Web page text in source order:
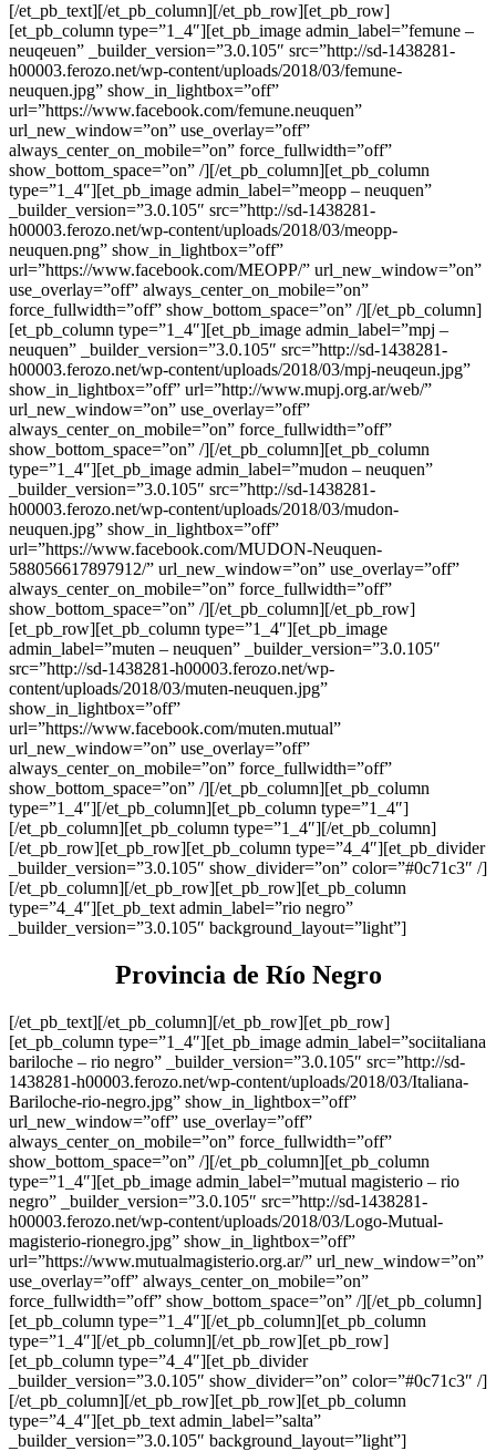
[/et_pb_text][/et_pb_column][/et_pb_row][et_pb_row]
[et_pb_column type=”1_4″][et_pb_image admin_label=”femune –
neuqeuen” _builder_version=”3.0.105″ src=”http://sd-1438281-
h00003.ferozo.net/wp-content/uploads/2018/03/femune-
neuquen.jpg” show_in_lightbox=”off”
url=”https://www.facebook.com/femune.neuquen”
url_new_window=”on” use_overlay=”off”
always_center_on_mobile=”on” force_fullwidth=”off”
show_bottom_space=”on” /][/et_pb_column][et_pb_column
type=”1_4″][et_pb_image admin_label=”meopp – neuquen”
_builder_version=”3.0.105″ src=”http://sd-1438281-
h00003.ferozo.net/wp-content/uploads/2018/03/meopp-
neuquen.png” show_in_lightbox=”off”
url=”https://www.facebook.com/MEOPP/” url_new_window=”on”
use_overlay=”off” always_center_on_mobile=”on”
force_fullwidth=”off” show_bottom_space=”on” /][/et_pb_column]
[et_pb_column type=”1_4″][et_pb_image admin_label=”mpj –
neuquen” _builder_version=”3.0.105″ src=”http://sd-1438281-
h00003.ferozo.net/wp-content/uploads/2018/03/mpj-neuqeun.jpg”
show_in_lightbox=”off” url=”http://www.mupj.org.ar/web/”
url_new_window=”on” use_overlay=”off”
always_center_on_mobile=”on” force_fullwidth=”off”
show_bottom_space=”on” /][/et_pb_column][et_pb_column
type=”1_4″][et_pb_image admin_label=”mudon – neuquen”
_builder_version=”3.0.105″ src=”http://sd-1438281-
h00003.ferozo.net/wp-content/uploads/2018/03/mudon-
neuquen.jpg” show_in_lightbox=”off”
url=”https://www.facebook.com/MUDON-Neuquen-
588056617897912/” url_new_window=”on” use_overlay=”off”
always_center_on_mobile=”on” force_fullwidth=”off”
show_bottom_space=”on” /][/et_pb_column][/et_pb_row]
[et_pb_row][et_pb_column type=”1_4″][et_pb_image
admin_label=”muten – neuquen” _builder_version=”3.0.105″
src=”http://sd-1438281-h00003.ferozo.net/wp-
content/uploads/2018/03/muten-neuquen.jpg”
show_in_lightbox=”off”
url=”https://www.facebook.com/muten.mutual”
url_new_window=”on” use_overlay=”off”
always_center_on_mobile=”on” force_fullwidth=”off”
show_bottom_space=”on” /][/et_pb_column][et_pb_column
type=”1_4″][/et_pb_column][et_pb_column type=”1_4″]
[/et_pb_column][et_pb_column type=”1_4″][/et_pb_column]
[/et_pb_row][et_pb_row][et_pb_column type=”4_4″][et_pb_divider
_builder_version=”3.0.105″ show_divider=”on” color=”#0c71c3″ /]
[/et_pb_column][/et_pb_row][et_pb_row][et_pb_column
type=”4_4″][et_pb_text admin_label=”rio negro”
_builder_version=”3.0.105″ background_layout=”light”]
Provincia de Río Negro
[/et_pb_text][/et_pb_column][/et_pb_row][et_pb_row]
[et_pb_column type=”1_4″][et_pb_image admin_label=”sociitaliana
bariloche – rio negro” _builder_version=”3.0.105″ src=”http://sd-
1438281-h00003.ferozo.net/wp-content/uploads/2018/03/Italiana-
Bariloche-rio-negro.jpg” show_in_lightbox=”off”
url_new_window=”off” use_overlay=”off”
always_center_on_mobile=”on” force_fullwidth=”off”
show_bottom_space=”on” /][/et_pb_column][et_pb_column
type=”1_4″][et_pb_image admin_label=”mutual magisterio – rio
negro” _builder_version=”3.0.105″ src=”http://sd-1438281-
h00003.ferozo.net/wp-content/uploads/2018/03/Logo-Mutual-
magisterio-rionegro.jpg” show_in_lightbox=”off”
url=”https://www.mutualmagisterio.org.ar/” url_new_window=”on”
use_overlay=”off” always_center_on_mobile=”on”
force_fullwidth=”off” show_bottom_space=”on” /][/et_pb_column]
[et_pb_column type=”1_4″][/et_pb_column][et_pb_column
type=”1_4″][/et_pb_column][/et_pb_row][et_pb_row]
[et_pb_column type=”4_4″][et_pb_divider
_builder_version=”3.0.105″ show_divider=”on” color=”#0c71c3″ /]
[/et_pb_column][/et_pb_row][et_pb_row][et_pb_column
type=”4_4″][et_pb_text admin_label=”salta”
_builder_version=”3.0.105″ background_layout=”light”]